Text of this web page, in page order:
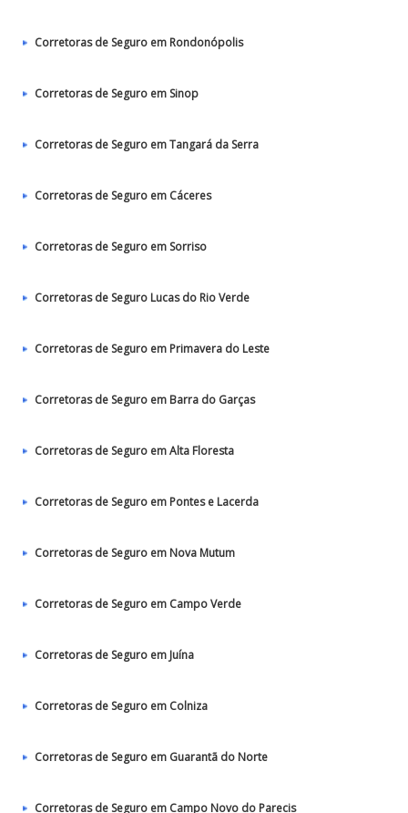
Corretoras de Seguro em Rondonópolis
Corretoras de Seguro em Sinop
Corretoras de Seguro em Tangará da Serra
Corretoras de Seguro em Cáceres
Corretoras de Seguro em Sorriso
Corretoras de Seguro Lucas do Rio Verde
Corretoras de Seguro em Primavera do Leste
Corretoras de Seguro em Barra do Garças
Corretoras de Seguro em Alta Floresta
Corretoras de Seguro em Pontes e Lacerda
Corretoras de Seguro em Nova Mutum
Corretoras de Seguro em Campo Verde
Corretoras de Seguro em Juína
Corretoras de Seguro em Colniza
Corretoras de Seguro em Guarantã do Norte
Corretoras de Seguro em Campo Novo do Parecis